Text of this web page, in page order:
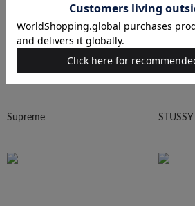
Supreme STUSSY